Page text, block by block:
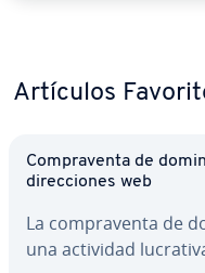
Artículos
Co­m­pra­ve­n­ta de
di­re­c­cio­nes web
La co­m­pra­ve­n­ta de
una actividad